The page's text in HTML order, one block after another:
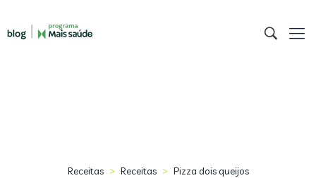
Receitas > Receitas > Pizza dois queijos